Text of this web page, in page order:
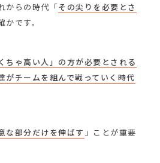
からの時代「その尖りを必要とさ
かです。
ちゃ高い人」の方が必要とされる
がチームを組んで戦っていく時代
な部分だけを伸ばす 」ことが重要